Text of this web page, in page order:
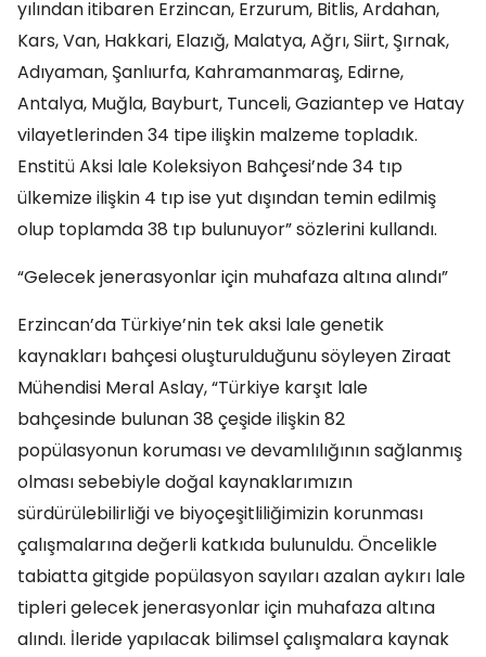
yılından itibaren Erzincan, Erzurum, Bitlis, Ardahan,
Kars, Van, Hakkari, Elazığ, Malatya, Ağrı, Siirt, Şırnak,
Adıyaman, Şanlıurfa, Kahramanmaraş, Edirne,
Antalya, Muğla, Bayburt, Tunceli, Gaziantep ve Hatay
vilayetlerinden 34 tipe ilişkin malzeme topladık.
Enstitü Aksi lale Koleksiyon Bahçesi’nde 34 tıp
ülkemize ilişkin 4 tıp ise yut dışından temin edilmiş
olup toplamda 38 tıp bulunuyor” sözlerini kullandı.
“Gelecek jenerasyonlar için muhafaza altına alındı”
Erzincan’da Türkiye’nin tek aksi lale genetik
kaynakları bahçesi oluşturulduğunu söyleyen Ziraat
Mühendisi Meral Aslay, “Türkiye karşıt lale
bahçesinde bulunan 38 çeşide ilişkin 82
popülasyonun koruması ve devamlılığının sağlanmış
olması sebebiyle doğal kaynaklarımızın
sürdürülebilirliği ve biyoçeşitliliğimizin korunması
çalışmalarına değerli katkıda bulunuldu. Öncelikle
tabiatta gitgide popülasyon sayıları azalan aykırı lale
tipleri gelecek jenerasyonlar için muhafaza altına
alındı. İleride yapılacak bilimsel çalışmalara kaynak